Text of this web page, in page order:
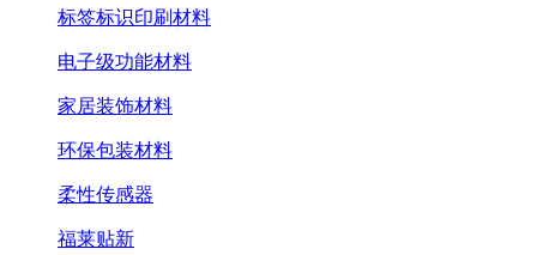
标签标识印刷材料
电子级功能材料
家居装饰材料
环保包装材料
柔性传感器
福莱贴新